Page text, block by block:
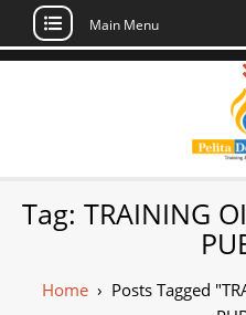
Skip
Main Menu
Tag: TRAINING
Home › Posts Tagged